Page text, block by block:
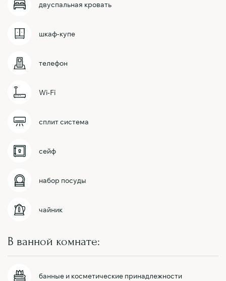
двуспальная кровать
шкаф-купе
телефон
Wi-Fi
сплит система
сейф
набор посуды
чайник
В ванной комнате:
банные и косметические принадлежности